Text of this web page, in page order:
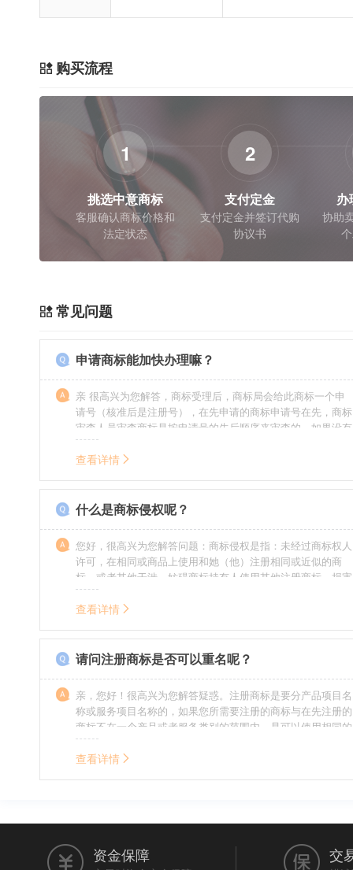
购买流程
1
挑选中意商标
客服确认商标价格和
法定状态
2
支付定金
支付定金并签订代购
协议书
办
协助
常见问题
申请商标能加快办理嘛？
亲 很高兴为您解答，商标受理后，商标局会给此商标一个申
请号（核准后是注册号），在先申请的商标申请号在先，商标
审查人员审查商标是按申请号的先后顺序来审查的，如果没有
特殊情况（受理案件需要，被异议等），不会延迟也不会提
前。
查看详情
什么是商标侵权呢？
您好，很高兴为您解答问题：商标侵权是指：未经过商标权人
许可，在相同或商品上使用和她（他）注册相同或近似的商
标，或者其他干涉、妨碍商标持有人使用其他注册商标，损害
商标持有人合法权益的其他行为。侵权的人通常需要承担侵权
的责任，明知侵权的行为的人要承担赔偿的责任。情节严重
查看详情
请问注册商标是否可以重名呢？
亲，您好！很高兴为您解答疑惑。注册商标是要分产品项目名
称或服务项目名称的，如果您所需要注册的商标与在先注册的
商标不在一个产品或者服务类别的范围内，是可以使用相同的
名称的。希望我的回答能帮到您。
查看详情
资金保障 交